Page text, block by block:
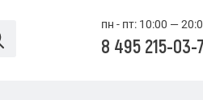
пн - пт: 10:00 —
8 495 215-03-